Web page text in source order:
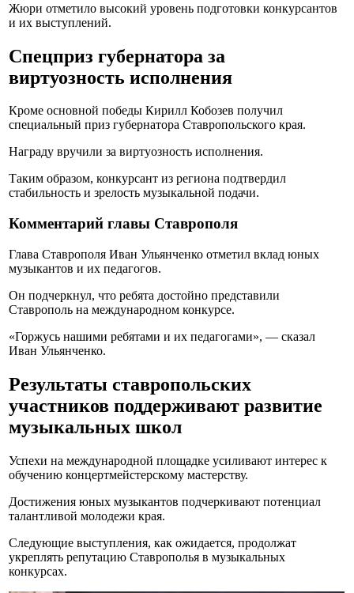
Жюри отметило высокий уровень подготовки конкурсантов
и их выступлений.
Спецприз губернатора за
виртуозность исполнения
Кроме основной победы Кирилл Кобозев получил
специальный приз губернатора Ставропольского края.
Награду вручили за виртуозность исполнения.
Таким образом, конкурсант из региона подтвердил
стабильность и зрелость музыкальной подачи.
Комментарий главы Ставрополя
Глава Ставрополя Иван Ульянченко отметил вклад юных
музыкантов и их педагогов.
Он подчеркнул, что ребята достойно представили
Ставрополь на международном конкурсе.
«Горжусь нашими ребятами и их педагогами», — сказал
Иван Ульянченко.
Результаты ставропольских
участников поддерживают развитие
музыкальных школ
Успехи на международной площадке усиливают интерес к
обучению концертмейстерскому мастерству.
Достижения юных музыкантов подчеркивают потенциал
талантливой молодежи края.
Следующие выступления, как ожидается, продолжат
укреплять репутацию Ставрополья в музыкальных
конкурсах.